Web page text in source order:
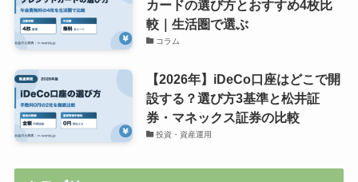
カードの選び方とおすすめ4枚比
較｜生活圏で選ぶ
コラム
【2026年】iDeCo口座はどこで開
設する？選び方3基準と松井証
券・マネックス証券の比較
投資・資産運用